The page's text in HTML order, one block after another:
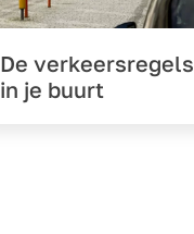
De verkeersregels
in je buurt